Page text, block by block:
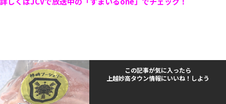
この記事が気に入ったら
上越妙高タウン情報にいいね！しよう